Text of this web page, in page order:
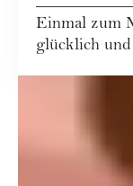
Einmal zum
glücklich